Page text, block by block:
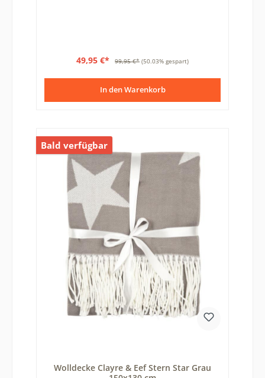
49,95 €* 99,95 €* (50.03% gespart)
In den Warenkorb
Bald verfügbar
Wolldecke Clayre & Eef Stern Star Grau